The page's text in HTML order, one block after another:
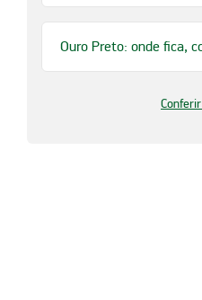
Ouro Preto: onde fica,